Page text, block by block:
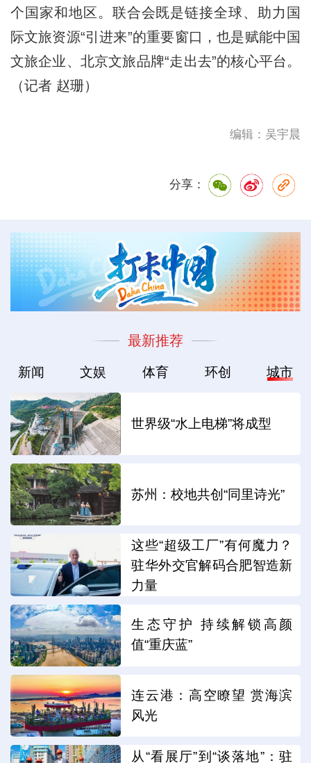
个国家和地区。联合会既是链接全球、助力国
际文旅资源“引进来”的重要窗口，也是赋能中国
文旅企业、北京文旅品牌“走出去”的核心平台。
（记者 赵珊）
编辑：吴宇晨
分享：
最新推荐
新闻 文娱 体育 环创 城市
世界级“水上电梯”将成型
苏州：校地共创“同里诗光”
这些“超级工厂”有何魔力？
驻华外交官解码合肥智造新
力量
生态守护 持续解锁高颜
值“重庆蓝”
连云港：高空瞭望 赏海滨
风光
从“看展厅”到“谈落地”：驻